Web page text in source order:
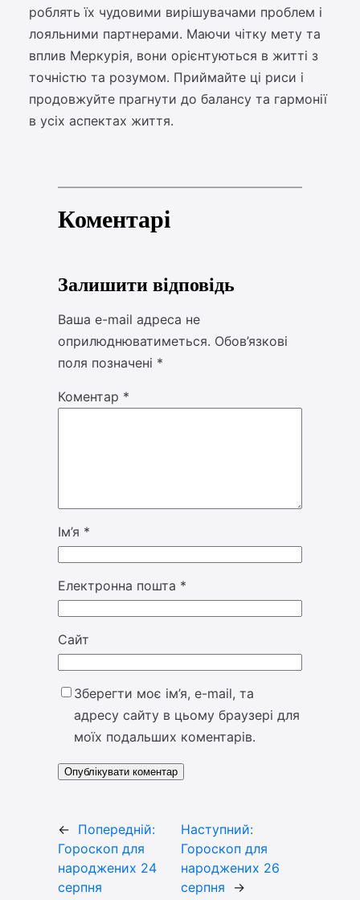
роблять їх чудовими вирішувачами проблем і
лояльними партнерами. Маючи чітку мету та
вплив Меркурія, вони орієнтуються в житті з
точністю та розумом. Приймайте ці риси і
продовжуйте прагнути до балансу та гармонії
в усіх аспектах життя.
Коментарі
Залишити відповідь
Ваша e-mail адреса не
оприлюднюватиметься. Обов’язкові
поля позначені *
Коментар *
Ім’я *
Електронна пошта *
Сайт
Зберегти моє ім’я, e-mail, та
адресу сайту в цьому браузері для
моїх подальших коментарів.
← Попередній:
Гороскоп для
народжених 24
серпня
Наступний:
Гороскоп для
народжених 26
серпня
→